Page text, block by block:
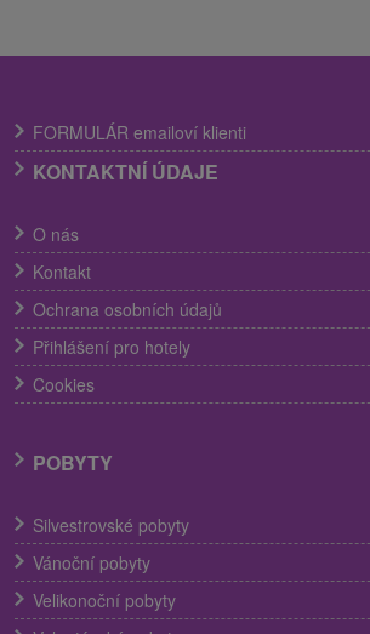
FORMULÁR emailoví klienti
KONTAKTNÍ ÚDAJE
O nás
Kontakt
Ochrana osobních údajů
Přihlášení pro hotely
Cookies
POBYTY
Silvestrovské pobyty
Vánoční pobyty
Velikonoční pobyty